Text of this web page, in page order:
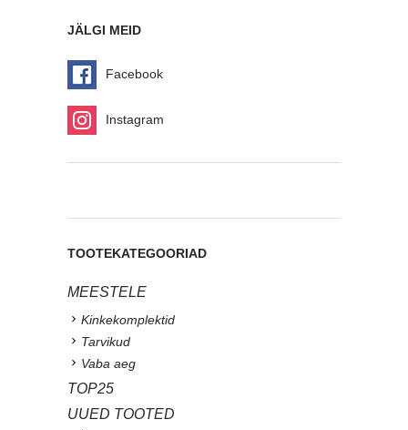
JÄLGI MEID
Facebook
Instagram
TOOTEKATEGOORIAD
MEESTELE
Kinkekomplektid
Tarvikud
Vaba aeg
TOP25
UUED TOOTED